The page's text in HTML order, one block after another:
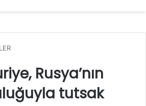
Rusya’nın
tutsak